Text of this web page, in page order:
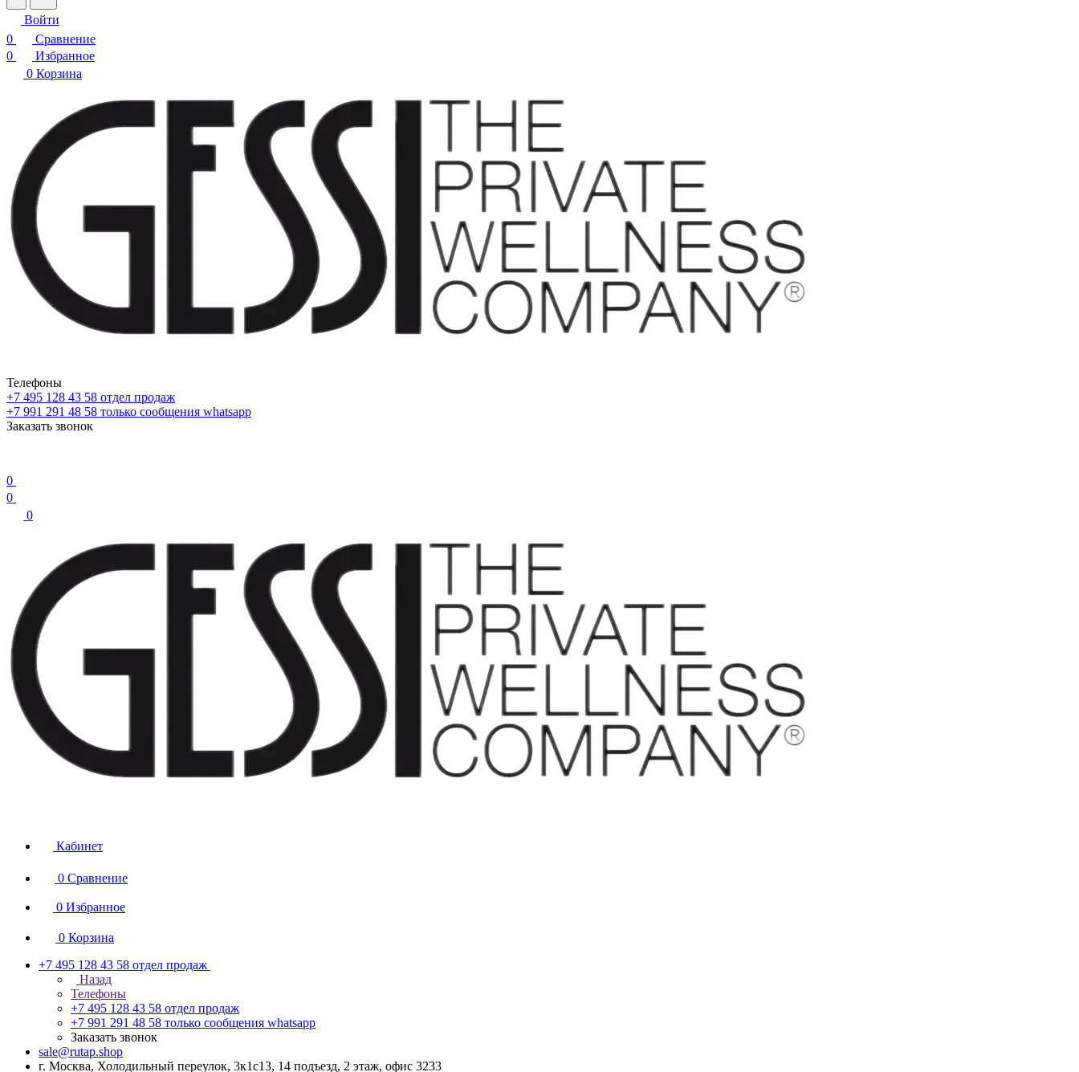
Войти
0
Сравнение
0
Избранное
0 Корзина
Телефоны
+7 495 128 43 58 отдел продаж
+7 991 291 48 58 только сообщения whatsapp
Заказать звонок
0
0
0
Кабинет
0 Сравнение
0 Избранное
0 Корзина
+7 495 128 43 58 отдел продаж
Назад
Телефоны
+7 495 128 43 58 отдел продаж
+7 991 291 48 58 только сообщения whatsapp
Заказать звонок
sale@rutap.shop
г. Москва, Холодильный переулок, 3к1с13, 14 подъезд, 2 этаж, офис 3233